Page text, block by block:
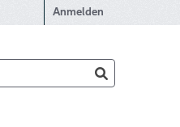
Anmelden